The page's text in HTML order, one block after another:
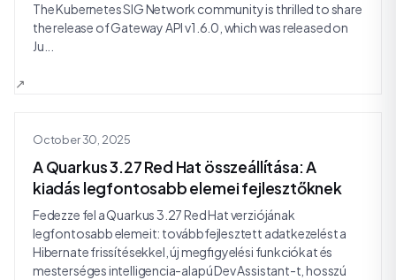
The Kubernetes SIG Network community is thrilled to share
the release of Gateway API v1.6.0, which was released on
Ju...
October 30, 2025
A Quarkus 3.27 Red Hat összeállítása: A
kiadás legfontosabb elemei fejlesztőknek
Fedezze fel a Quarkus 3.27 Red Hat verziójának
legfontosabb elemeit: továbbfejlesztett adatkezelést a
Hibernate frissítésekkel, új megfigyelési funkciókat és
mesterséges intelligencia-alapú Dev Assistant-t, hosszú